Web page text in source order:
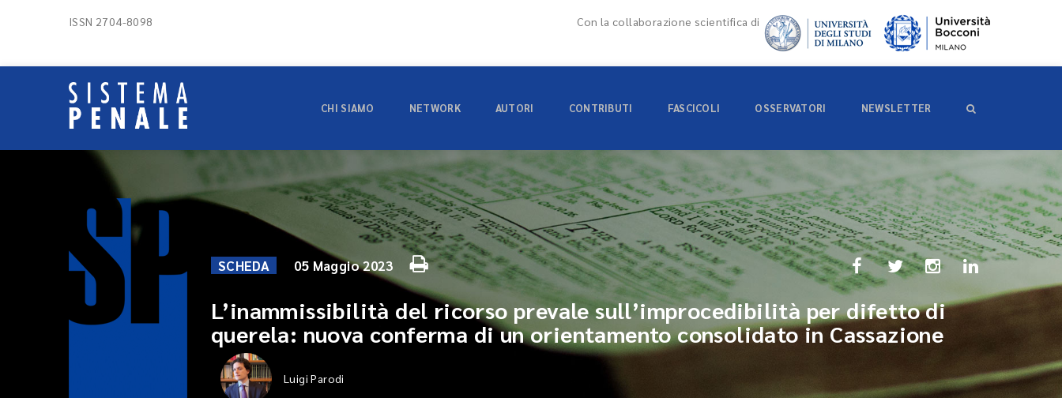
ISSN 2704-8098 Con la collaborazione scientifica di
CHI SIAMO NETWORK AUTORI CONTRIBUTI FASCICOLI OSSERVATORI NEWSLETTER
SCHEDA 05 Maggio 2023
L’inammissibilità del ricorso prevale sull’improcedibilità per difetto di
querela: nuova conferma di un orientamento consolidato in Cassazione
Luigi Parodi